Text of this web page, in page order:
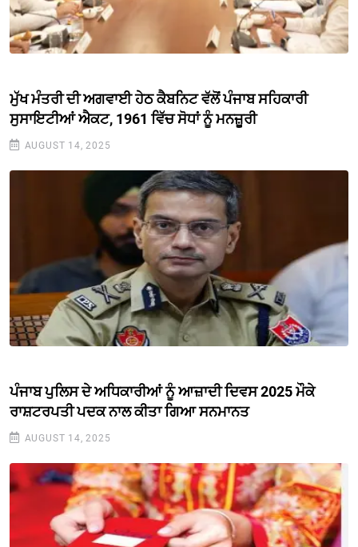
ਮੁੱਖ ਮੰਤਰੀ ਦੀ ਅਗਵਾਈ ਹੇਠ ਕੈਬਨਿਟ ਵੱਲੋਂ ਪੰਜਾਬ ਸਹਿਕਾਰੀ
ਸੁਸਾਇਟੀਆਂ ਐਕਟ, 1961 ਵਿੱਚ ਸੋਧਾਂ ਨੂੰ ਮਨਜ਼ੂਰੀ
AUGUST 14, 2025
ਪੰਜਾਬ ਪੁਲਿਸ ਦੇ ਅਧਿਕਾਰੀਆਂ ਨੂੰ ਆਜ਼ਾਦੀ ਦਿਵਸ 2025 ਮੌਕੇ
ਰਾਸ਼ਟਰਪਤੀ ਪਦਕ ਨਾਲ ਕੀਤਾ ਗਿਆ ਸਨਮਾਨਤ
AUGUST 14, 2025